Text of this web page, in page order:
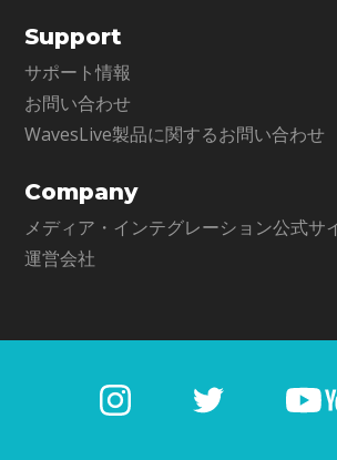
Support
サポート情報
お問い合わせ
WavesLive製品に関するお問い合わせ
Company
メディア・インテグレーション公式サ
運営会社